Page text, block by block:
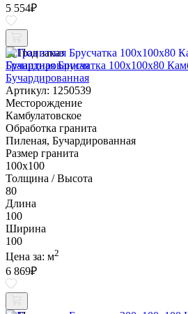
5 554₽
Под заказ
Гранитная Брусчатка 100х100x80
Бучардированная
Артикул: 1250539
Месторождение
Камбулатовское
Обработка гранита
Пиленая, Бучардированная
Размер гранита
100х100
Толщина / Высота
80
Длина
100
Ширина
100
Цена за: м2
6 869₽